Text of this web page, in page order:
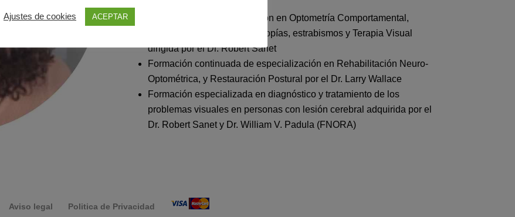
Máster de alta especialización en Optometría Comportamental,
Optometría pediátrica, Ambliopías, estrabismos y Terapia Visual
dirigida por el Dr. Robert Sanet
Formación continuada de especialización en Rehabilitación Neuro-
Optométrica, y Restauración Postural por el Dr. Larry Wallace
Formación especializada en diagnóstico y tratamiento de los
problemas visuales en personas con lesión cerebral adquirida por el
Dr. Robert Sanet y Dr. William V. Padula (FNORA)
Aviso legal Politica de Privacidad
Ajustes de cookies ACEPTAR